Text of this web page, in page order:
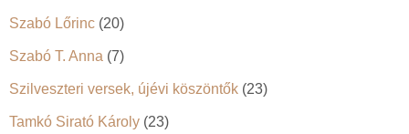
Szabó Lőrinc (20)
Szabó T. Anna (7)
Szilveszteri versek, újévi köszöntők (23)
Tamkó Sirató Károly (23)